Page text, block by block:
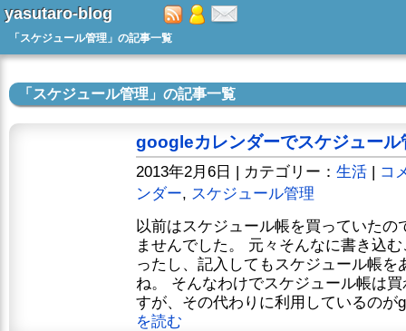
yasutaro-blog
「スケジュール管理」の記事一覧
「スケジュール管理」の記事一覧
googleカレンダーでスケジュール
2013年2月6日 | カテゴリー： 生活 | コ
ンダー, スケジュール管理
以前はスケジュール帳を買っていたの
ませんでした。 元々そんなに書き込
ったし、記入してもスケジュール帳
ね。 そんなわけでスケジュール帳は
すが、その代わりに利用しているの
を読む